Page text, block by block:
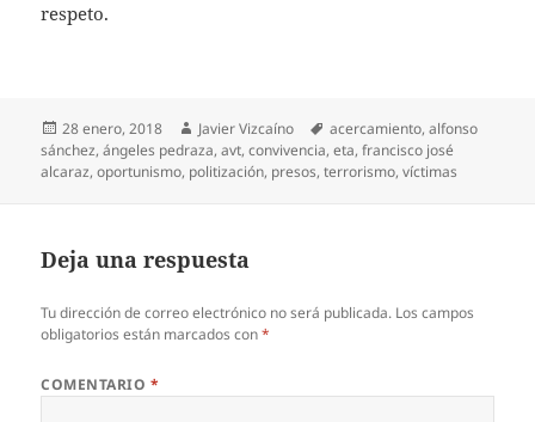
respeto.
Publicado
el
28 enero, 2018 Autor
Javier Vizcaíno Etiquetas
acercamiento,alfonso
sánchez,ángeles pedraza,avt,convivencia,eta,francisco josé
alcaraz,oportunismo, politización, presos,terrorismo,víctimas
Deja una respuesta
Tu dirección de correo electrónico no será publicada. Los campos
obligatorios están marcados con*
COMENTARIO *